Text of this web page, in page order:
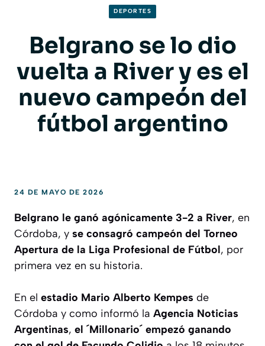
DEPORTES
Belgrano se lo dio
vuelta a River y es el
nuevo campeón del
fútbol argentino
24 DE MAYO DE 2026
Belgrano le ganó agónicamente 3-2 a River, en
Córdoba, y se consagró campeón del Torneo
Apertura de la Liga Profesional de Fútbol, por
primera vez en su historia.
En el estadio Mario Alberto Kempes de
Córdoba y como informó la Agencia Noticias
Argentinas, el ´Millonario´ empezó ganando